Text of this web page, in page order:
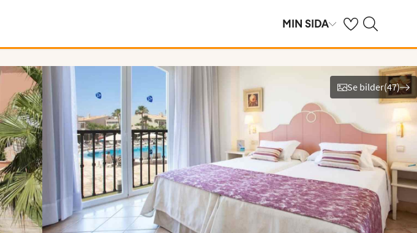
MIN SIDA Se dina sparade
Sök på ving.se
Se bilder(47)